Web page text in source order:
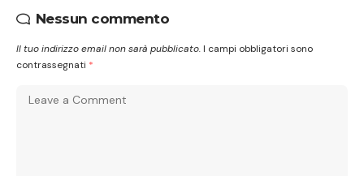
Nessun commento
Il tuo indirizzo email non sarà pubblicato. I campi obbligatori sono
contrassegnati *